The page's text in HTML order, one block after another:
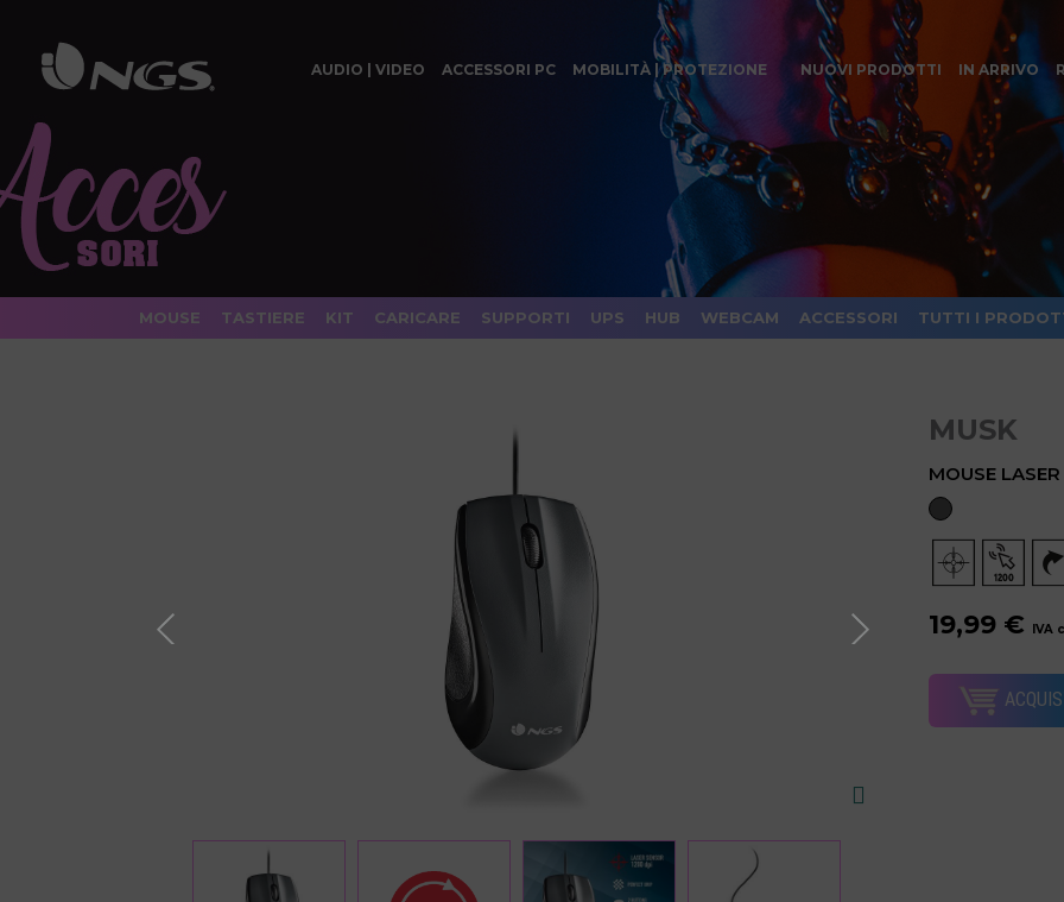
AUDIO | VIDEO ACCESSORI PC MOBILITÀ | PROTEZIONE NUOVI PRODOTTI IN ARRIVO
MOUSE TASTIERE KIT CARICARE SUPPORTI UPS HUB WEBCAM ACCESSORI TUTTI I
MUSK
MOUSE
19,99 € IVA